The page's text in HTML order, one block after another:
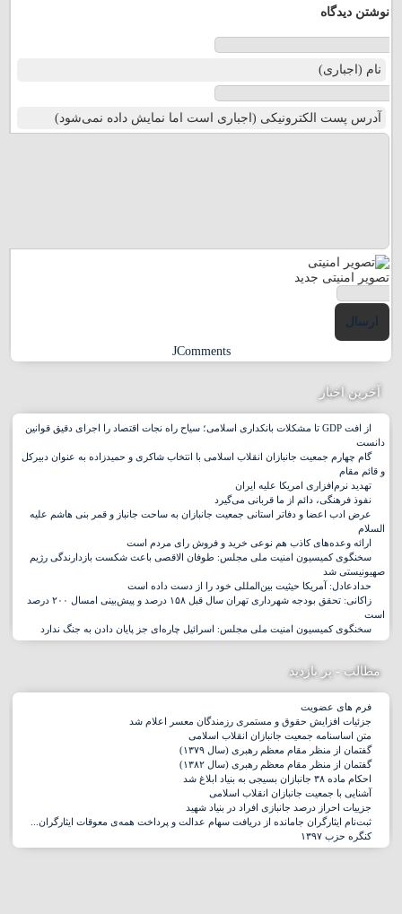
نوشتن دیدگاه
نام (اجباری)
آدرس پست الکترونیکی (اجباری است اما نمایش داده نمی‌شود)
تصویر امنیتی جدید
ارسال
JComments
آخرین اخبار
از افت GDP تا مشکلات بانکداری اسلامی؛ سیاح راه نجات اقتصاد را اجرای دقیق قوانین
دانست
گام چهارم جمعیت جانبازان انقلاب اسلامی با انتخاب شاکری و حمیدزاده به عنوان دبیرکل
و قائم مقام
تهدید نرم‌افزاری امریکا علیه ایران
نفوذ فرهنگی، دائم از ما قربانی می‌گیرد
عرض ادب اعضا و دفاتر استانی جمعیت جانبازان به ساحت جانباز و قمر بنی هاشم علیه
السلام
ارائه وعده‌های کاذب هم نوعی خرید و فروش رای مردم است
سخنگوی کمیسیون امنیت ملی مجلس: طوفان الاقصی باعث شکست بازدارندگی رژیم
صهیونیستی شد
حدادعادل: آمریکا حیثیت بین‌المللی خود را از دست داده است
زاکانی: تحقق بودجه شهرداری تهران سال قبل ۱۵۸ درصد و پیش‌بینی امسال ۲۰۰ درصد
است
سخنگوی کمیسیون امنیت ملی مجلس: اسرائیل چاره‌ای جز پایان دادن به جنگ ندارد
مطالب - پر بازدید
فرم های عضویت
جزئیات افزایش حقوق و مستمری رزمندگان معسر اعلام شد
متن اساسنامه جمعیت جانبازان انقلاب اسلامی
گفتمان از منظر مقام معظم رهبری (سال ۱۳۷۹)
گفتمان از منظر مقام معظم رهبری (سال ۱۳۸۲)
احکام ماده ۳۸ جانبازان بسیجی به بنیاد ابلاغ شد
آشنایی با جمعیت جانبازان انقلاب اسلامی
جزییات احراز درصد جانبازی افراد در بنیاد شهید
ثبت‌نام ایثارگران جامانده از دریافت سهام عدالت و پرداخت همه‌ی معوقات ایثارگران...
کنگره حزب ١٣٩٧